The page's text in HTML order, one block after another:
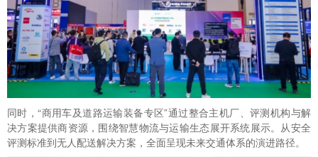
同时，“商用车及道路运输装备专区”通过整合主机厂、评测机构与解
决方案提供商资源，围绕智慧物流与运输生态展开系统展示。从安全
评测标准到无人配送解决方案，全面呈现未来交通体系的演进路径。